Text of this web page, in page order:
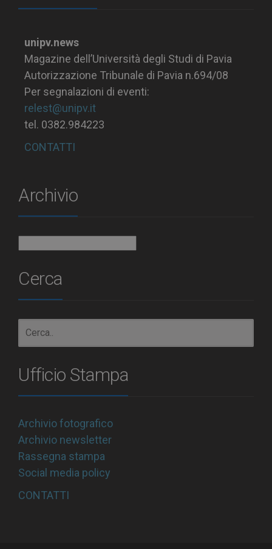
unipv.news
Magazine dell’Università degli Studi di Pavia
Autorizzazione Tribunale di Pavia n.694/08
Per segnalazioni di eventi:
relest@unipv.it
tel. 0382.984223
CONTATTI
Archivio
Cerca
Ufficio Stampa
Archivio fotografico
Archivio newsletter
Rassegna stampa
Social media policy
CONTATTI